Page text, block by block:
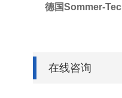
德国Sommer-
在线咨询